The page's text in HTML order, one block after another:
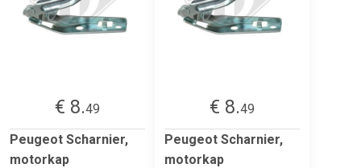
€ 8.49
Peugeot Scharnier,
motorkap
€ 8.49
Peugeot Scharnier,
motorkap